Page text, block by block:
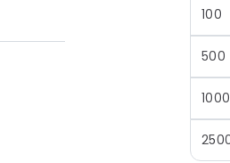
100
500
1000